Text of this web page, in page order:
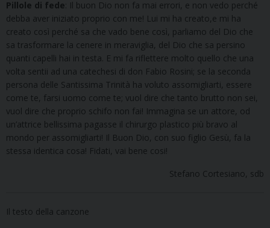
Pillole di fede: Il buon Dio non fa mai errori, e non vedo perché
debba aver iniziato proprio con me! Lui mi ha creato,e mi ha
creato così perché sa che vado bene così, parliamo del Dio che
sa trasformare la cenere in meraviglia, del Dio che sa persino
quanti capelli hai in testa. E mi fa riflettere molto quello che una
volta sentii ad una catechesi di don Fabio Rosini; se la seconda
persona delle Santissima Trinità ha voluto assomigliarti, essere
come te, farsi uomo come te; vuol dire che tanto brutto non sei,
vuol dire che proprio schifo non fai! Immagina se un attore, od
un’attrice bellissima pagasse il chirurgo plastico più bravo al
mondo per assomigliarti! Il Buon Dio, con suo figlio Gesù, fa la
stessa identica cosa! Fidati, vai bene cosi!
Stefano Cortesiano, sdb
Il testo della canzone